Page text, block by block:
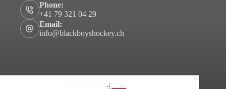
Phone:
+41 79 321 04 29
Email:
info@blackboyshockey.ch